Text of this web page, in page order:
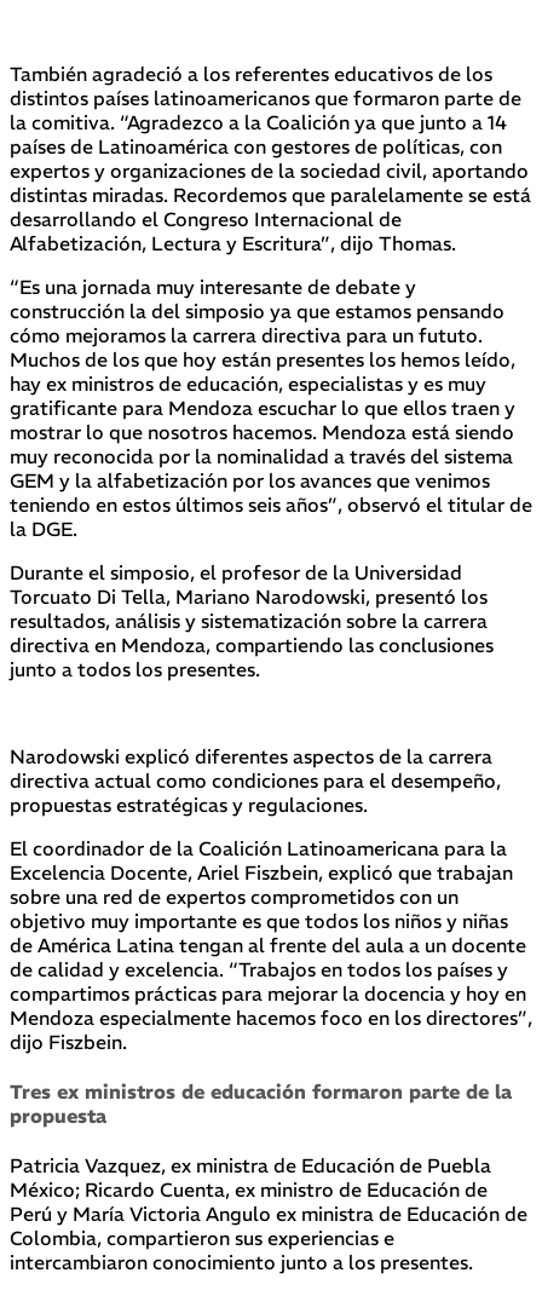
También agradeció a los referentes educativos de los
distintos países latinoamericanos que formaron parte de
la comitiva. “Agradezco a la Coalición ya que junto a 14
países de Latinoamérica con gestores de políticas, con
expertos y organizaciones de la sociedad civil, aportando
distintas miradas. Recordemos que paralelamente se está
desarrollando el Congreso Internacional de
Alfabetización, Lectura y Escritura”, dijo Thomas.
“Es una jornada muy interesante de debate y
construcción la del simposio ya que estamos pensando
cómo mejoramos la carrera directiva para un fututo.
Muchos de los que hoy están presentes los hemos leído,
hay ex ministros de educación, especialistas y es muy
gratificante para Mendoza escuchar lo que ellos traen y
mostrar lo que nosotros hacemos. Mendoza está siendo
muy reconocida por la nominalidad a través del sistema
GEM y la alfabetización por los avances que venimos
teniendo en estos últimos seis años”, observó el titular de
la DGE.
Durante el simposio, el profesor de la Universidad
Torcuato Di Tella, Mariano Narodowski, presentó los
resultados, análisis y sistematización sobre la carrera
directiva en Mendoza, compartiendo las conclusiones
junto a todos los presentes.
Narodowski explicó diferentes aspectos de la carrera
directiva actual como condiciones para el desempeño,
propuestas estratégicas y regulaciones.
El coordinador de la Coalición Latinoamericana para la
Excelencia Docente, Ariel Fiszbein, explicó que trabajan
sobre una red de expertos comprometidos con un
objetivo muy importante es que todos los niños y niñas
de América Latina tengan al frente del aula a un docente
de calidad y excelencia. “Trabajos en todos los países y
compartimos prácticas para mejorar la docencia y hoy en
Mendoza especialmente hacemos foco en los directores”,
dijo Fiszbein.
Tres ex ministros de educación formaron parte de la
propuesta
Patricia Vazquez, ex ministra de Educación de Puebla
México; Ricardo Cuenta, ex ministro de Educación de
Perú y María Victoria Angulo ex ministra de Educación de
Colombia, compartieron sus experiencias e
intercambiaron conocimiento junto a los presentes.